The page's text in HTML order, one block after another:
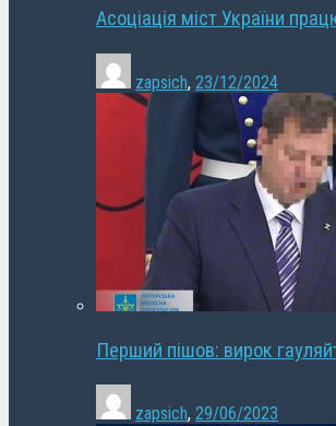
Асоціація міст України
zapsich, 23/12/2024
Перший пішов: вирок
zapsich, 29/06/2023